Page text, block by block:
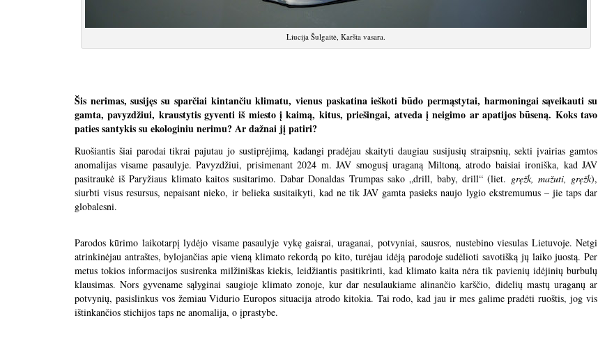
Liucija Šulgaitė, Karšta vasara.
Šis nerimas, susijęs su sparčiai kintančiu klimatu, vienus paskatina ieškoti būdo permąstytai, harmoningai sąveikauti su
gamta, pavyzdžiui, kraustytis gyventi iš miesto į kaimą, kitus, priešingai, atveda į neigimo ar apatijos būseną. Koks tavo
paties santykis su ekologiniu nerimu? Ar dažnai jį patiri?
Ruošiantis šiai parodai tikrai pajutau jo sustiprėjimą, kadangi pradėjau skaityti daugiau susijusių straipsnių, sekti įvairias gamtos
anomalijas visame pasaulyje. Pavyzdžiui, prisimenant 2024 m. JAV smogusį uraganą Miltoną, atrodo baisiai ironiška, kad JAV
pasitraukė iš Paryžiaus klimato kaitos susitarimo. Dabar Donaldas Trumpas sako „drill, baby, drill“ (liet. gręžk, mažuti, gręžk),
siurbti visus resursus, nepaisant nieko, ir belieka susitaikyti, kad ne tik JAV gamta pasieks naujo lygio ekstremumus – jie taps dar
globalesni.
Parodos kūrimo laikotarpį lydėjo visame pasaulyje vykę gaisrai, uraganai, potvyniai, sausros, nustebino viesulas Lietuvoje. Netgi
atrinkinėjau antraštes, bylojančias apie vieną klimato rekordą po kito, turėjau idėją parodoje sudėlioti savotišką jų laiko juostą. Per
metus tokios informacijos susirenka milžiniškas kiekis, leidžiantis pasitikrinti, kad klimato kaita nėra tik pavienių idėjinių burbulų
klausimas. Nors gyvename sąlyginai saugioje klimato zonoje, kur dar nesulaukiame alinančio karščio, didelių mastų uraganų ar
potvynių, pasislinkus vos žemiau Vidurio Europos situacija atrodo kitokia. Tai rodo, kad jau ir mes galime pradėti ruoštis, jog vis
ištinkančios stichijos taps ne anomalija, o įprastybe.